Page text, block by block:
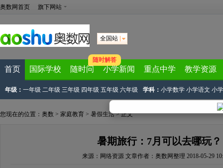
奥数网首页 旗下网站
全国站
首页 国际学校 随时问
随时解答
小学新闻 重点中学 教学资源
年级： 一年级 二年级 三年级 四年级 五年级 六年级 学科： 小学数学 小学语文 小
您现在的位置： 奥数 > 家庭教育 > 暑假生活> 正文
暑期旅行：7月可以去哪玩？
来源： 网络资源文章作者：奥数网整理 2018-05-29